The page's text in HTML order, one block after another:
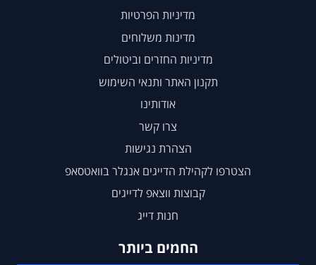
מדיניות הפרטיות
מדינות משלוחים
מדיניות החזרים וביטולים
תקנון האתר ותנאי השימוש
אודותינו
צרו קשר
הצהרת נגישות
הצטרפו לקהילת הדייגים אנגלר בוואטסאפ
קבוצות ווצאפ לדייגים
חנות דייג
החמים ביותר